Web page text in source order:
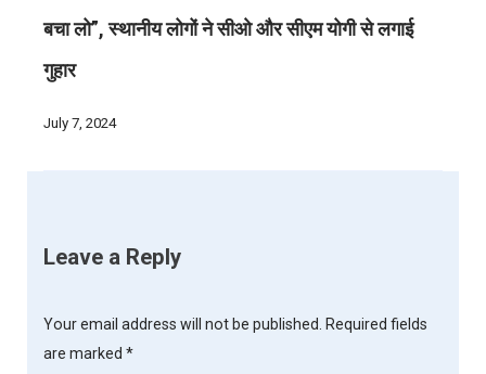
बचा लो”, स्थानीय लोगों ने सीओ और सीएम योगी से लगाई
गुहार
July 7, 2024
Leave a Reply
Your email address will not be published. Required fields
are marked *